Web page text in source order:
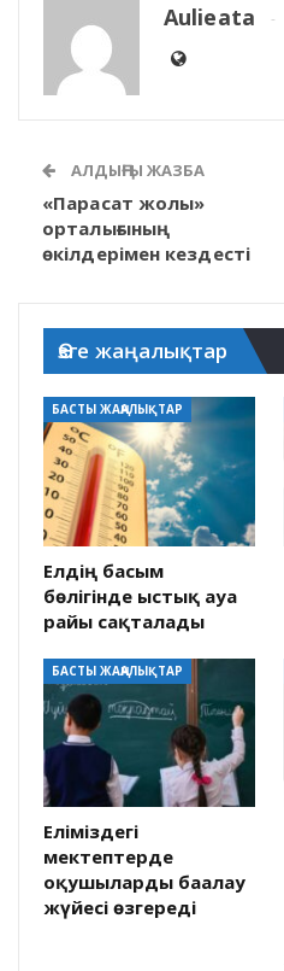
Aulieata
АЛДЫҢҒЫ ЖАЗБА
«Парасат жолы»
орталығының
өкілдерімен кездесті
Өзге жаңалықтар
БАСТЫ ЖАҢАЛЫҚТАР
Елдің басым
бөлігінде ыстық ауа
райы сақталады
БАСТЫ ЖАҢАЛЫҚТАР
Еліміздегі
мектептерде
оқушыларды бағалау
жүйесі өзгереді